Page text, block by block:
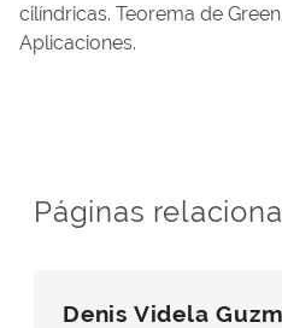
cilíndricas. Teorema de
Aplicaciones.
Páginas
Denis Videla